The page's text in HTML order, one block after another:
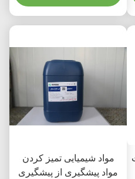
مواد شیمیایی تمیز کردن
مواد پیشگیری از پیشگیری